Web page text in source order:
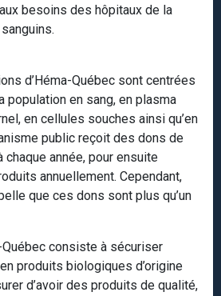
besoins des hôpitaux de la
d’Héma-Québec sont centrées
population en sang, en plasma
en cellules souches ainsi qu’en
public reçoit des dons de
année, pour ensuite
annuellement. Cependant,
que ces dons sont plus qu’un
Québec consiste à sécuriser
produits biologiques d’origine
d’avoir des produits de qualité,